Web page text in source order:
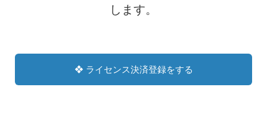
します。
❖ ライセンス決済登録をする